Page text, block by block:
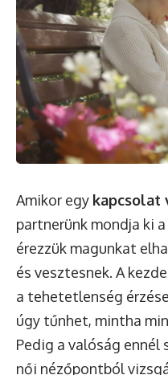
Amikor egy kapcsolat
partnerünk mondja ki
érezzük magunkat
és vesztesnek. A
a tehetetlenség
úgy tűnhet, mintha
Pedig a valóság ennél
női nézőpontból